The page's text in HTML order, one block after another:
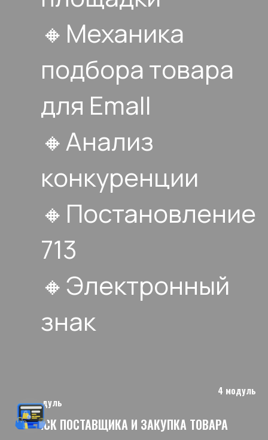
🔸Механика
подбора товара
для Emall
🔸Анализ
конкуренции
🔸Постановление
713
🔸Электронный
знак
4 модуль
4 модуль
ПОИСК ПОСТАВЩИКА И ЗАКУПКА ТОВАРА